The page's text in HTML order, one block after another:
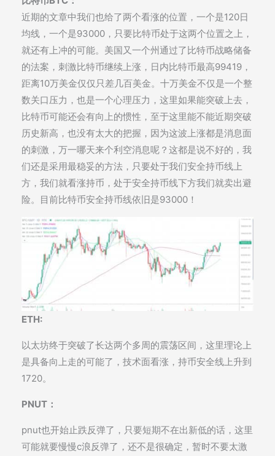
近期的文章中我们也给了两个看涨的位置，一个是120日
均线，一个是93000，只要比特币处于这两个位置之上，
就还有上冲的可能。美国又一个州通过了比特币战略储备
的法案，刺激比特币继续上涨，日内比特币最高99419，
距离10万美金仅仅只差几百美金。十万美金不仅是一个整
数关口压力，也是一个心理压力，这里如果能突破上去，
比特币可能还会有向上的惯性，至于这里能不能近期突破
历史新高，也没有太大的把握，因为这波上涨都是消息面
的刺激，万一哪天来个利空消息呢？这都是说不好的，我
们还是采用最稳妥的方法，只要处于我们安全持币线上
方，我们就看涨持币，处于安全持币线下方我们就卖出避
险。目前比特币安全持币线依旧是93000！
ETH:
以太坊终于突破了长达两个多周的震荡区间，这里理论上
是具备向上走的可能了，技术面看涨，持币安全线上升到
1720。
PNUT：
pnut也开始止跌反弹了，只要短期不在出新低的话，这里
可能就要慢慢c浪反弹了，还不是很确定，暂时不要太激